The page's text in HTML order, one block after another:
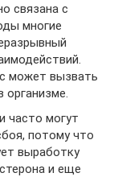
связана с
многие
может вызвать
часто могут
потому что
выработку
и еще